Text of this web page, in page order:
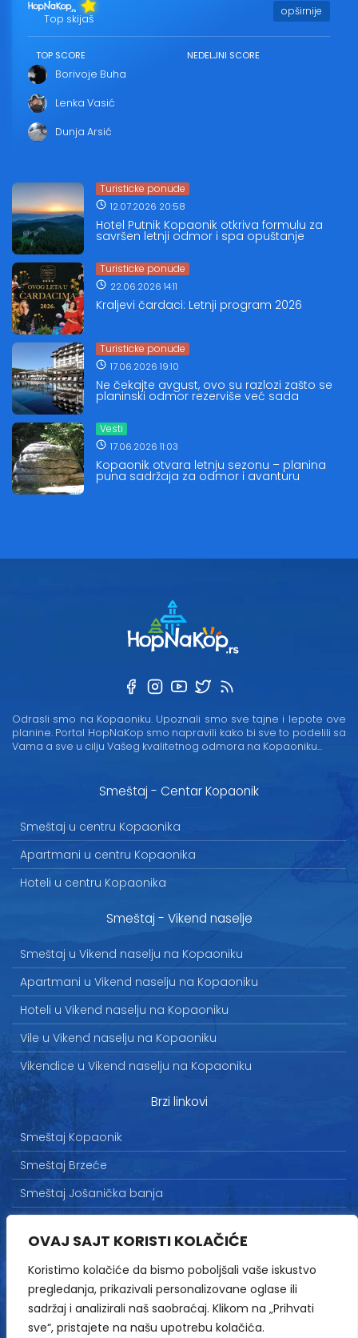
OVAJ SAJT KORISTI KOLAČIĆE
Koristimo kolačiće da bismo poboljšali vaše iskustvo
pregledanja, prikazivali personalizovane oglase ili
sadržaj i analizirali naš saobraćaj. Klikom na „Prihvati
sve“, pristajete na našu upotrebu kolačića.
Top skijaš
opširnije
TOP SCORE
Borivoje Buha
Lenka Vasić
Dunja Arsić
NEDELJNI SCORE
Turisticke ponude
12.07.2026 20:58
Hotel Putnik Kopaonik otkriva formulu za
savršen letnji odmor i spa opuštanje
Turisticke ponude
22.06.2026 14:11
Kraljevi čardaci: Letnji program 2026
Turisticke ponude
17.06.2026 19:10
Ne čekajte avgust, ovo su razlozi zašto se
planinski odmor rezerviše već sada
Vesti
17.06.2026 11:03
Kopaonik otvara letnju sezonu – planina
puna sadržaja za odmor i avanturu
Odrasli smo na Kopaoniku. Upoznali smo sve tajne i lepote ove
planine. Portal HopNaKop smo napravili kako bi sve to podelili sa
Vama a sve u cilju Vašeg kvalitetnog odmora na Kopaoniku...
Smeštaj - Centar Kopaonik
Smeštaj u centru Kopaonika
Apartmani u centru Kopaonika
Hoteli u centru Kopaonika
Smeštaj - Vikend naselje
Smeštaj u Vikend naselju na Kopaoniku
Apartmani u Vikend naselju na Kopaoniku
Hoteli u Vikend naselju na Kopaoniku
Vile u Vikend naselju na Kopaoniku
Vikendice u Vikend naselju na Kopaoniku
Brzi linkovi
Smeštaj Kopaonik
Smeštaj Brzeće
Smeštaj Jošanička banja
Marketing
Politika privatnosti
Kontakt